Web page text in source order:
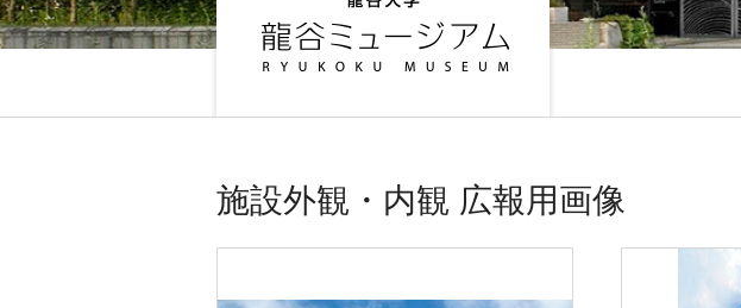
施設外観・内観 広報用画像